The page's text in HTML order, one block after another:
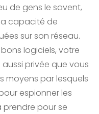
de gens le savent,
capacité de
sur son réseau.
logiciels, votre
privée que vous
moyens par lesquels
espionner les
prendre pour se